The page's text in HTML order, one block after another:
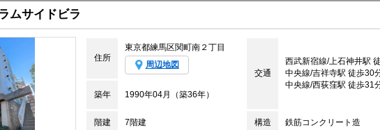
ムサイドビラ
住所
東京都練馬区関町南２丁目
周辺地図
交通
西武新宿線/上石神井駅
中央線/吉祥寺駅 徒歩30
中央線/西荻窪駅 徒歩31
築年
1990年04月（築36年）
階建 7階建 構造 鉄筋コンクリート造